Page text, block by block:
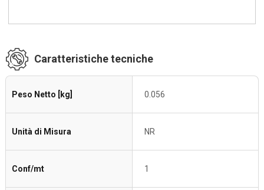
Caratteristiche tecniche
Peso Netto [kg] 0.056
Unità di Misura NR
Conf/mt 1